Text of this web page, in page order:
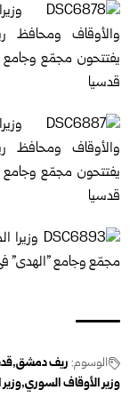
الوسوم: ريف دمشق
وزير الأوقاف السوري